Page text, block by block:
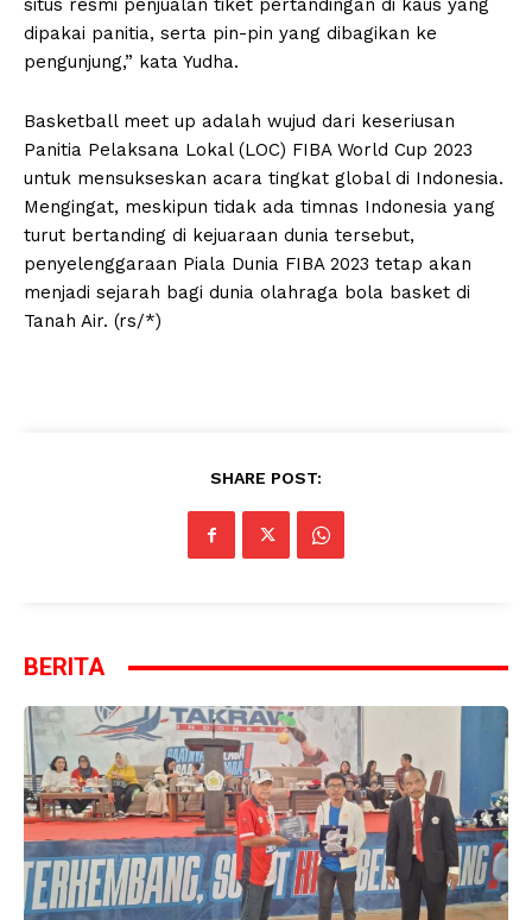
situs resmi penjualan tiket pertandingan di kaus yang
dipakai panitia, serta pin-pin yang dibagikan ke
pengunjung,” kata Yudha.
Basketball meet up adalah wujud dari keseriusan
Panitia Pelaksana Lokal (LOC) FIBA World Cup 2023
untuk mensukseskan acara tingkat global di Indonesia.
Mengingat, meskipun tidak ada timnas Indonesia yang
turut bertanding di kejuaraan dunia tersebut,
penyelenggaraan Piala Dunia FIBA 2023 tetap akan
menjadi sejarah bagi dunia olahraga bola basket di
Tanah Air. (rs/*)
SHARE POST:
BERITA